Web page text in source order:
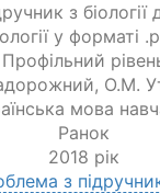
з біології
у форматі
Профільний
, О.М.
мова
Ранок
2018 рік
з